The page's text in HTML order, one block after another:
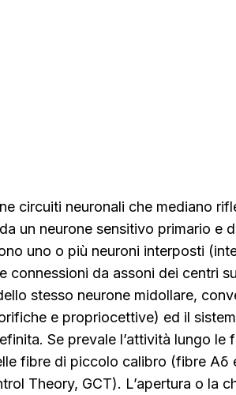
circuiti neuronali che mediano
un neurone sensitivo primario e
uno o più neuroni interposti
da assoni dei centri
stesso neurone midollare,
e propriocettive) ed il
Se prevale l’attività lungo
fibre di piccolo calibro (fibre Aδ
Theory, GCT). L’apertura o la